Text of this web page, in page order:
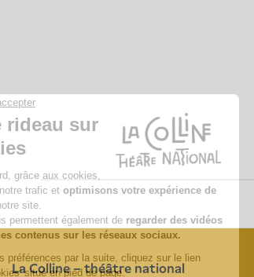
La Colline – théâtre national